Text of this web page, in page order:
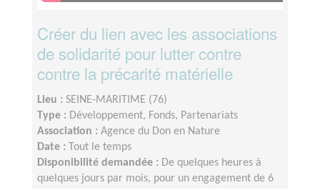
Créer du lien avec les associations
de solidarité pour lutter contre
contre la précarité matérielle
Lieu : SEINE-MARITIME (76)
Type : Développement, Fonds, Partenariats
Association : Agence du Don en Nature
Date :
Tout le temps
Disponibilité demandée : De quelques heures à
quelques jours par mois, pour un engagement de 6